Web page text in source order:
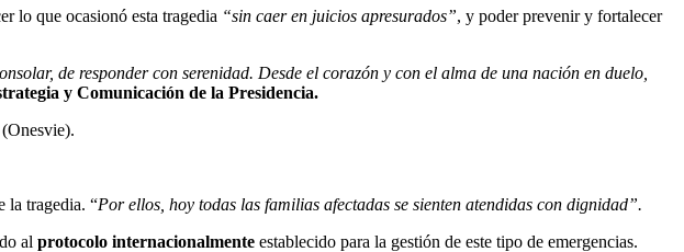
lo que ocasionó esta tragedia “sin caer en juicios apresurados”, y poder prevenir y fortalecer
de responder con serenidad. Desde el corazón y con el alma de una nación en duelo,
y Comunicación de la Presidencia.
(Onesvie).
la tragedia. “Por ellos, hoy todas las familias afectadas se sienten atendidas con dignidad”.
al protocolo internacionalmente establecido para la gestión de este tipo de emergencias.